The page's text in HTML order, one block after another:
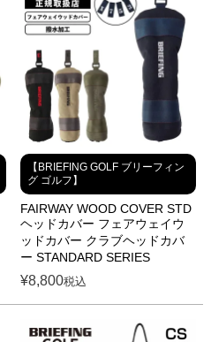
【BRIEFING GOLF ブリーフィン
グ ゴルフ】
FAIRWAY WOOD COVER STD
ヘッドカバー フェアウェイウ
ッドカバー クラブヘッドカバ
ー STANDARD SERIES
¥8,800税込